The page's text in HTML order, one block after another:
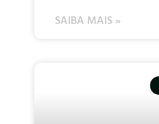
SAIBA MAIS »